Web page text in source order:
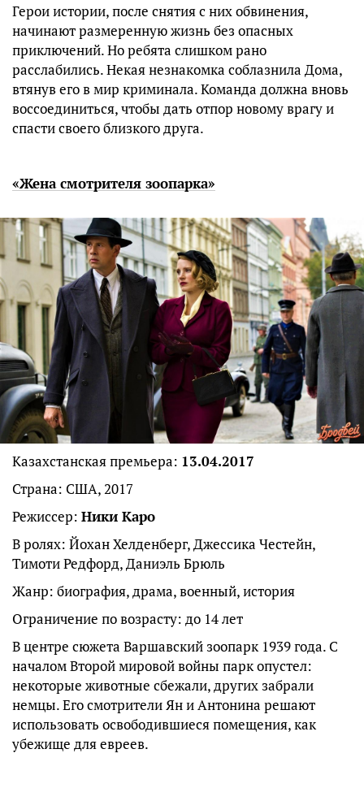
Герои истории, после снятия с них обвинения,
начинают размеренную жизнь без опасных
приключений. Но ребята слишком рано
расслабились. Некая незнакомка соблазнила Дома,
втянув его в мир криминала. Команда должна вновь
воссоединиться, чтобы дать отпор новому врагу и
спасти своего близкого друга.
«Жена смотрителя зоопарка»
Казахстанская премьера: 13.04.2017
Страна: США, 2017
Режиссер: Ники Каро
В ролях: Йохан Хелденберг, Джессика Честейн,
Тимоти Редфорд, Даниэль Брюль
Жанр: биография, драма, военный, история
Ограничение по возрасту: до 14 лет
В центре сюжета Варшавский зоопарк 1939 года. С
началом Второй мировой войны парк опустел:
некоторые животные сбежали, других забрали
немцы. Его смотрители Ян и Антонина решают
использовать освободившиеся помещения, как
убежище для евреев.